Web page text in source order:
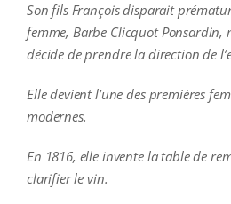
Son fils François disparait
femme, Barbe Clicquot Ponsardin,
décide de prendre la direction de
Elle devient l’une des premières
modernes.
En 1816, elle invente la table de
clarifier le vin.